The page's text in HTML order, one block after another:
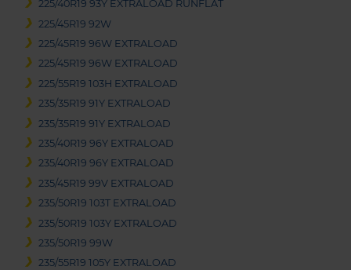
225/40R19 93Y EXTRALOAD RUNFLAT
225/45R19 92W
225/45R19 96W EXTRALOAD
225/45R19 96W EXTRALOAD
225/55R19 103H EXTRALOAD
235/35R19 91Y EXTRALOAD
235/35R19 91Y EXTRALOAD
235/40R19 96Y EXTRALOAD
235/40R19 96Y EXTRALOAD
235/45R19 99V EXTRALOAD
235/50R19 103T EXTRALOAD
235/50R19 103Y EXTRALOAD
235/50R19 99W
235/55R19 105Y EXTRALOAD